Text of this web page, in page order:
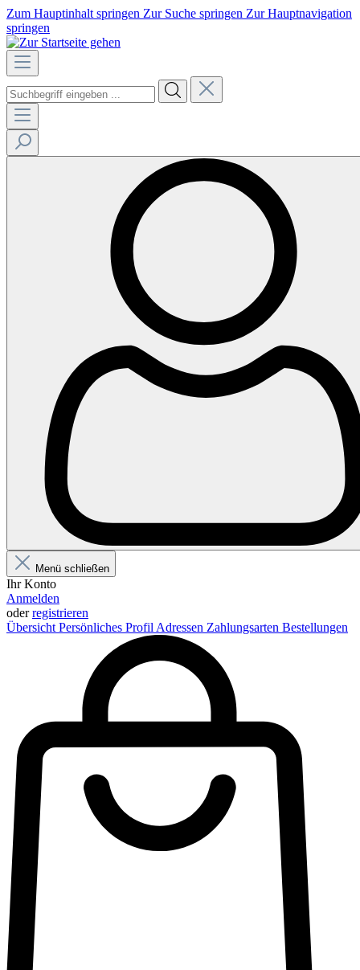
Zum Hauptinhalt springen Zur Suche springen Zur Hauptnavigation
springen
Menü schließen
Ihr Konto
Anmelden
oderregistrieren
Übersicht Persönliches Profil Adressen Zahlungsarten Bestellungen